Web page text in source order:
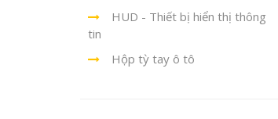
HUD - Thiết bị hiển thị thông
tin
Hộp tỳ tay ô tô